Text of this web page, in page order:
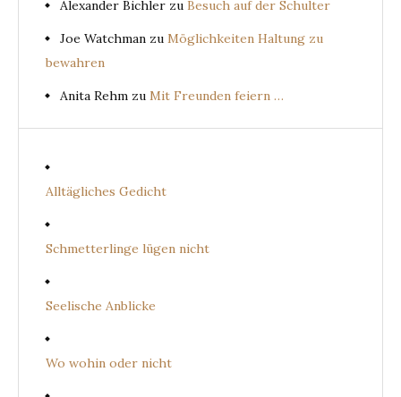
Alexander Bichler zu Besuch auf der Schulter
Joe Watchman zu Möglichkeiten Haltung zu
bewahren
Anita Rehm zu Mit Freunden feiern …
Alltägliches Gedicht
Schmetterlinge lügen nicht
Seelische Anblicke
Wo wohin oder nicht